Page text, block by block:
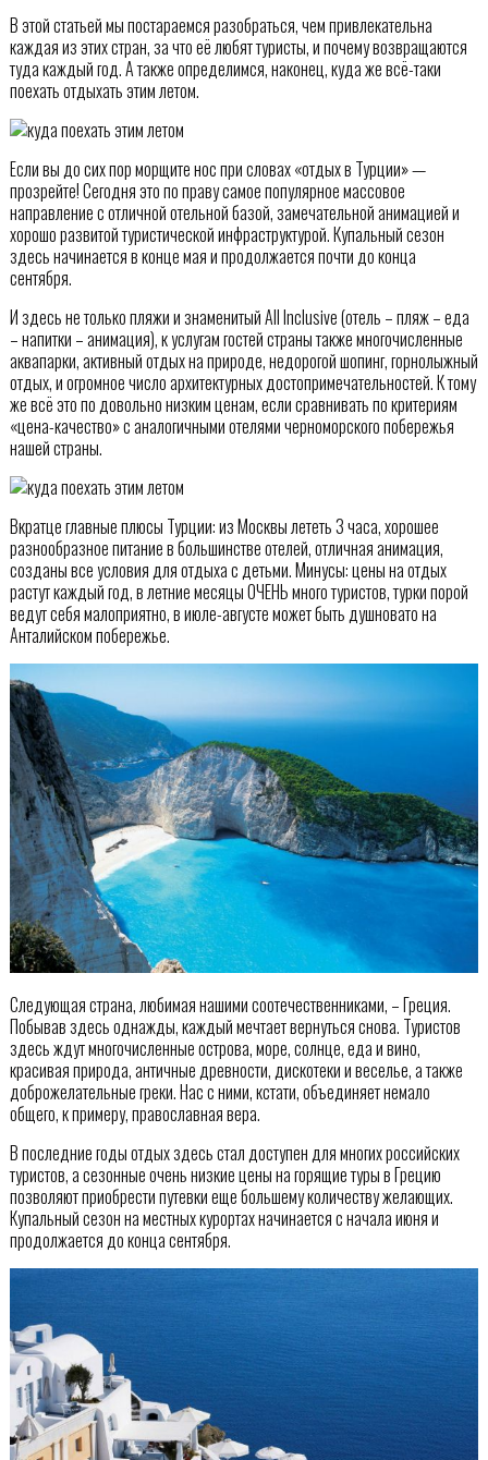
В этой статьей мы постараемся разобраться, чем привлекательна
каждая из этих стран, за что её любят туристы, и почему возвращаются
туда каждый год. А также определимся, наконец, куда же всё-таки
поехать отдыхать этим летом.
Если вы до сих пор морщите нос при словах «отдых в Турции» —
прозрейте! Сегодня это по праву самое популярное массовое
направление с отличной отельной базой, замечательной анимацией и
хорошо развитой туристической инфраструктурой. Купальный сезон
здесь начинается в конце мая и продолжается почти до конца
сентября.
И здесь не только пляжи и знаменитый All Inclusive (отель – пляж – еда
– напитки – анимация), к услугам гостей страны также многочисленные
аквапарки, активный отдых на природе, недорогой шопинг, горнолыжный
отдых, и огромное число архитектурных достопримечательностей. К тому
же всё это по довольно низким ценам, если сравнивать по критериям
«цена-качество» с аналогичными отелями черноморского побережья
нашей страны.
Вкратце главные плюсы Турции: из Москвы лететь 3 часа, хорошее
разнообразное питание в большинстве отелей, отличная анимация,
созданы все условия для отдыха с детьми. Минусы: цены на отдых
растут каждый год, в летние месяцы ОЧЕНЬ много туристов, турки порой
ведут себя малоприятно, в июле-августе может быть душновато на
Анталийском побережье.
Следующая страна, любимая нашими соотечественниками, – Греция.
Побывав здесь однажды, каждый мечтает вернуться снова. Туристов
здесь ждут многочисленные острова, море, солнце, еда и вино,
красивая природа, античные древности, дискотеки и веселье, а также
доброжелательные греки. Нас с ними, кстати, объединяет немало
общего, к примеру, православная вера.
В последние годы отдых здесь стал доступен для многих российских
туристов, а сезонные очень низкие цены на горящие туры в Грецию
позволяют приобрести путевки еще большему количеству желающих.
Купальный сезон на местных курортах начинается с начала июня и
продолжается до конца сентября.